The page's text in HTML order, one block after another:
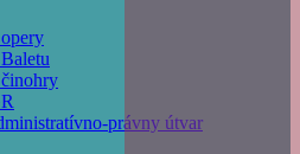
právny útvar